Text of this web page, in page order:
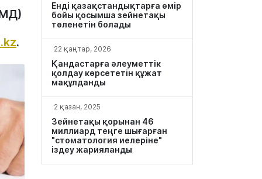
.
Енді қазақстандықтарға өмір
бойы қосымша зейнетақы
төленетін болады
22 қаңтар, 2026
Қандастарға әлеуметтік
қолдау көрсететін құжат
мақұлданды
2 қазан, 2025
Зейнетақы қорынан 46
миллиард теңге шығарған
"стоматология иелеріне"
іздеу жарияланды